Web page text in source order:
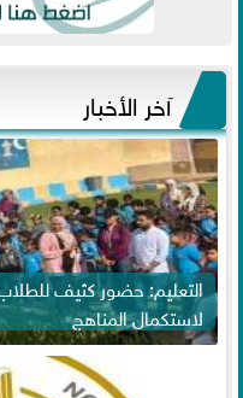
آخر الأخبار
التعليم: حضور كثيف للطلاب
لاستكمال المناهج